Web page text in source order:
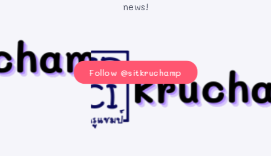
news!
Follow @sitkruchamp